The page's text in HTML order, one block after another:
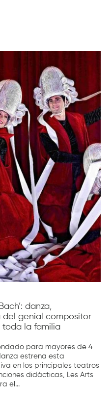
danza,
del genial compositor
toda la familia
para mayores de 4
estrena esta
en los principales teatros
didácticas, Les Arts
el...